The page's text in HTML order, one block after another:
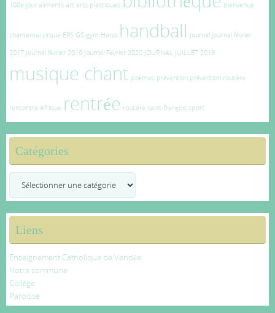
100e jour aliments art arts plastiques bienvenue
chantemai cirque EPS GS gym Hand handball Journal Journal février
2017 Journal février 2019 Journal Février 2020 JOURNAL JUILLET 2019
musique chant poèmes prévention prévention routière
rencontre Afrique rentrée routière saint-françois sport
Catégories
Liens
Enseignement Catholique de Vendée
Notre commune
Collège
Paroisse